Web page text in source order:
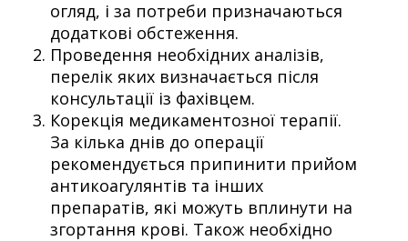
огляд, і за потреби призначаються
додаткові обстеження.
Проведення необхідних аналізів,
перелік яких визначається після
консультації із фахівцем.
Корекція медикаментозної терапії.
За кілька днів до операції
рекомендується припинити прийом
антикоагулянтів та інших
препаратів, які можуть вплинути на
згортання крові. Також необхідно